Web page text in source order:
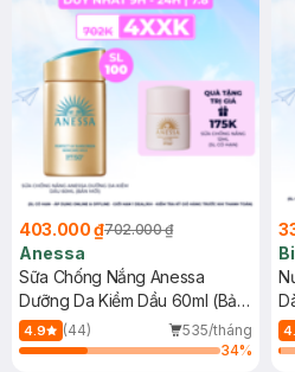
403.000 ₫702.000 ₫
Anessa
Sữa Chống Nắng Anessa
Dưỡng Da Kiềm Dầu 60ml (Bản
Mới)
4.9 (44)
535/tháng
34%